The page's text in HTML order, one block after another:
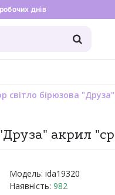
днів
світло бірюзова
акрил
Модель: ida19320
Наявність: 982